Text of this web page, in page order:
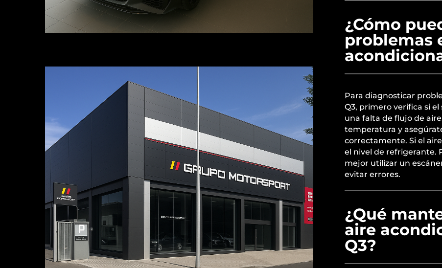
¿Cómo
problemas
Para diagnosticar
Q3, primero verifica si
una falta de flujo de
temperatura y
correctamente. Si el
el nivel de refrigerante.
mejor utilizar un
evitar errores.
¿Qué
aire
Q3?